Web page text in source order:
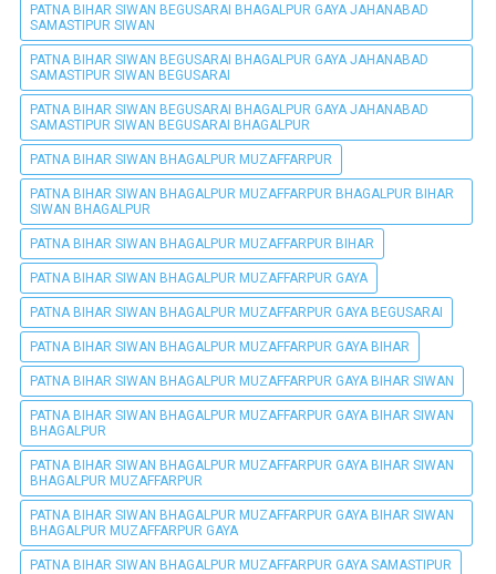
PATNA BIHAR SIWAN BEGUSARAI BHAGALPUR GAYA JAHANABAD
SAMASTIPUR SIWAN
PATNA BIHAR SIWAN BEGUSARAI BHAGALPUR GAYA JAHANABAD
SAMASTIPUR SIWAN BEGUSARAI
PATNA BIHAR SIWAN BEGUSARAI BHAGALPUR GAYA JAHANABAD
SAMASTIPUR SIWAN BEGUSARAI BHAGALPUR
PATNA BIHAR SIWAN BHAGALPUR MUZAFFARPUR
PATNA BIHAR SIWAN BHAGALPUR MUZAFFARPUR BHAGALPUR BIHAR
SIWAN BHAGALPUR
PATNA BIHAR SIWAN BHAGALPUR MUZAFFARPUR BIHAR
PATNA BIHAR SIWAN BHAGALPUR MUZAFFARPUR GAYA
PATNA BIHAR SIWAN BHAGALPUR MUZAFFARPUR GAYA BEGUSARAI
PATNA BIHAR SIWAN BHAGALPUR MUZAFFARPUR GAYA BIHAR
PATNA BIHAR SIWAN BHAGALPUR MUZAFFARPUR GAYA BIHAR SIWAN
PATNA BIHAR SIWAN BHAGALPUR MUZAFFARPUR GAYA BIHAR SIWAN
BHAGALPUR
PATNA BIHAR SIWAN BHAGALPUR MUZAFFARPUR GAYA BIHAR SIWAN
BHAGALPUR MUZAFFARPUR
PATNA BIHAR SIWAN BHAGALPUR MUZAFFARPUR GAYA BIHAR SIWAN
BHAGALPUR MUZAFFARPUR GAYA
PATNA BIHAR SIWAN BHAGALPUR MUZAFFARPUR GAYA SAMASTIPUR